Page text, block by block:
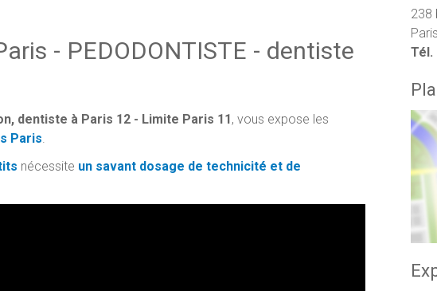
- PEDODONTISTE - dentiste
dentiste à Paris 12 - Limite Paris 11, vous expose les
Paris
nécessite un savant dosage de technicité et de
238
Tél.